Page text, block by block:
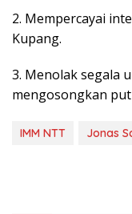
2. Mempercayai
Kupang.
3. Menolak segala
mengosongkan
IMM NTT Jonas